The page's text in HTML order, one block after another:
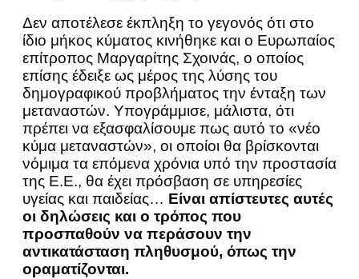
Δεν αποτέλεσε έκπληξη το γεγονός ότι στο
ίδιο μήκος κύματος κινήθηκε και ο Ευρωπαίος
επίτροπος Μαργαρίτης Σχοινάς, ο οποίος
επίσης έδειξε ως μέρος της λύσης του
δημογραφικού προβλήματος την ένταξη των
μεταναστών. Υπογράμμισε, μάλιστα, ότι
πρέπει να εξασφαλίσουμε πως αυτό το «νέο
κύμα μεταναστών», οι οποίοι θα βρίσκονται
νόμιμα τα επόμενα χρόνια υπό την προστασία
της Ε.Ε., θα έχει πρόσβαση σε υπηρεσίες
υγείας και παιδείας… Είναι απίστευτες αυτές
οι δηλώσεις και ο τρόπος που
προσπαθούν να περάσουν την
αντικατάσταση πληθυσμού, όπως την
οραματίζονται.